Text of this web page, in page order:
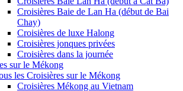
Croisières Baie de Lan Ha (début de Bai
Chay)
Croisières de luxe Halong
Croisières jonques privées
Croisières dans la journée
sur le Mékong
les Croisières sur le Mékong
Croisières Mékong au Vietnam